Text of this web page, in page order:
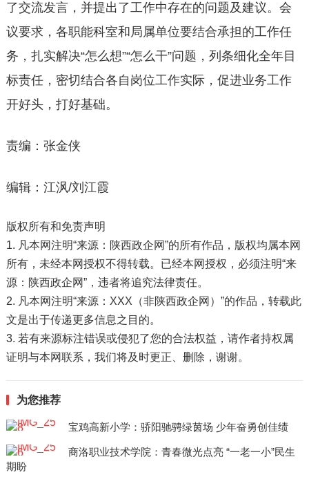
了交流发言，并提出了工作中存在的问题及建议。会
议要求，各职能科室和局属单位要结合承担的工作任
务，扎实解决“怎么想”“怎么干”问题，列条细化全年目
标责任，密切结合各自岗位工作实际，促进业务工作
开好头，打好基础。
责编：张金侠
编辑：江沨/刘江霞
版权所有和免责声明
1. 凡本网注明“来源：陕西政企网”的所有作品，版权均属本网
所有，未经本网授权不得转载。已经本网授权，必须注明“来
源：陕西政企网”，违者将追究法律责任。
2. 凡本网注明“来源：XXX（非陕西政企网）”的作品，转载此
文是出于传递更多信息之目的。
3. 若有来源标注错误或侵犯了您的合法权益，请作者持权属
证明与本网联系，我们将及时更正、删除，谢谢。
为您推荐
宝鸡高新小学：骄阳驰骋绿茵场 少年奋勇创佳绩
商洛职业技术学院：青春微光点亮 “一老一小”民生
期盼